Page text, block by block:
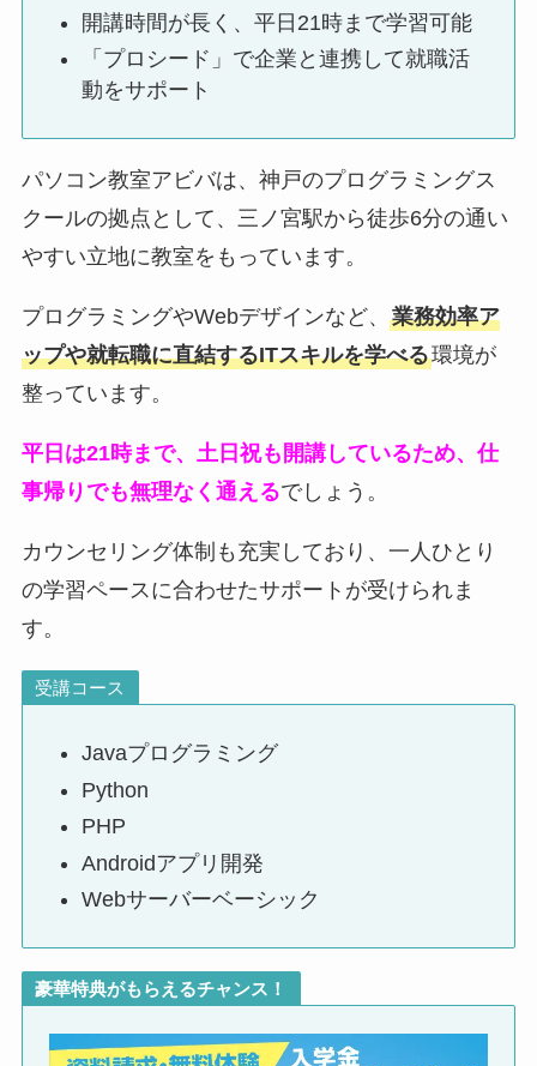
開講時間が長く、平日21時まで学習可能
「プロシード」で企業と連携して就職活
動をサポート
パソコン教室アビバは、神戸のプログラミングス
クールの拠点として、三ノ宮駅から徒歩6分の通い
やすい立地に教室をもっています。
プログラミングやWebデザインなど、 業務効率ア
ップや就転職に直結するITスキルを学べる環境が
整っています。
平日は21時まで、土日祝も開講しているため、仕
事帰りでも無理なく通えるでしょう。
カウンセリング体制も充実しており、一人ひとり
の学習ペースに合わせたサポートが受けられま
す。
受講コース
Javaプログラミング
Python
PHP
Androidアプリ開発
Webサーバーベーシック
豪華特典がもらえるチャンス！